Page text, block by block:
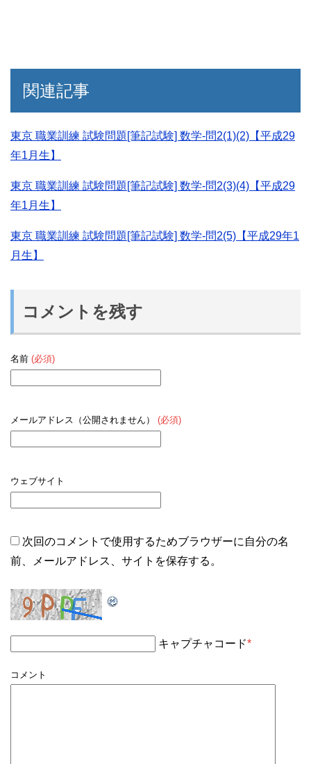
関連記事
東京 職業訓練 試験問題[筆記試験] 数学-問2(1)(2)【平成29
年1月生】
東京 職業訓練 試験問題[筆記試験] 数学-問2(3)(4)【平成29
年1月生】
東京 職業訓練 試験問題[筆記試験] 数学-問2(5)【平成29年1
月生】
コメントを残す
名前 (必須)
メールアドレス（公開されません） (必須)
ウェブサイト
次回のコメントで使用するためブラウザーに自分の名
前、メールアドレス、サイトを保存する。
キャプチャコード*
コメント